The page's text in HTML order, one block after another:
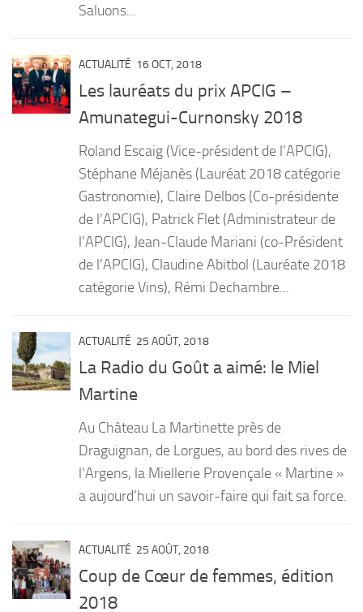
Saluons...
ACTUALITÉ 16 OCT, 2018
Les lauréats du prix APCIG –
Amunategui-Curnonsky 2018
Roland Escaig (Vice-président de l’APCIG),
Stéphane Méjanès (Lauréat 2018 catégorie
Gastronomie), Claire Delbos (Co-présidente
de l’APCIG), Patrick Flet (Administrateur de
l’APCIG), Jean-Claude Mariani (co-Président
de l’APCIG), Claudine Abitbol (Lauréate 2018
catégorie Vins), Rémi Dechambre...
ACTUALITÉ 25 AOÛT, 2018
La Radio du Goût a aimé: le Miel
Martine
Au Château La Martinette près de
Draguignan, de Lorgues, au bord des rives de
l’Argens, la Miellerie Provençale « Martine »
a aujourd’hui un savoir-faire qui fait sa force.
ACTUALITÉ 25 AOÛT, 2018
Coup de Cœur de femmes, édition
2018